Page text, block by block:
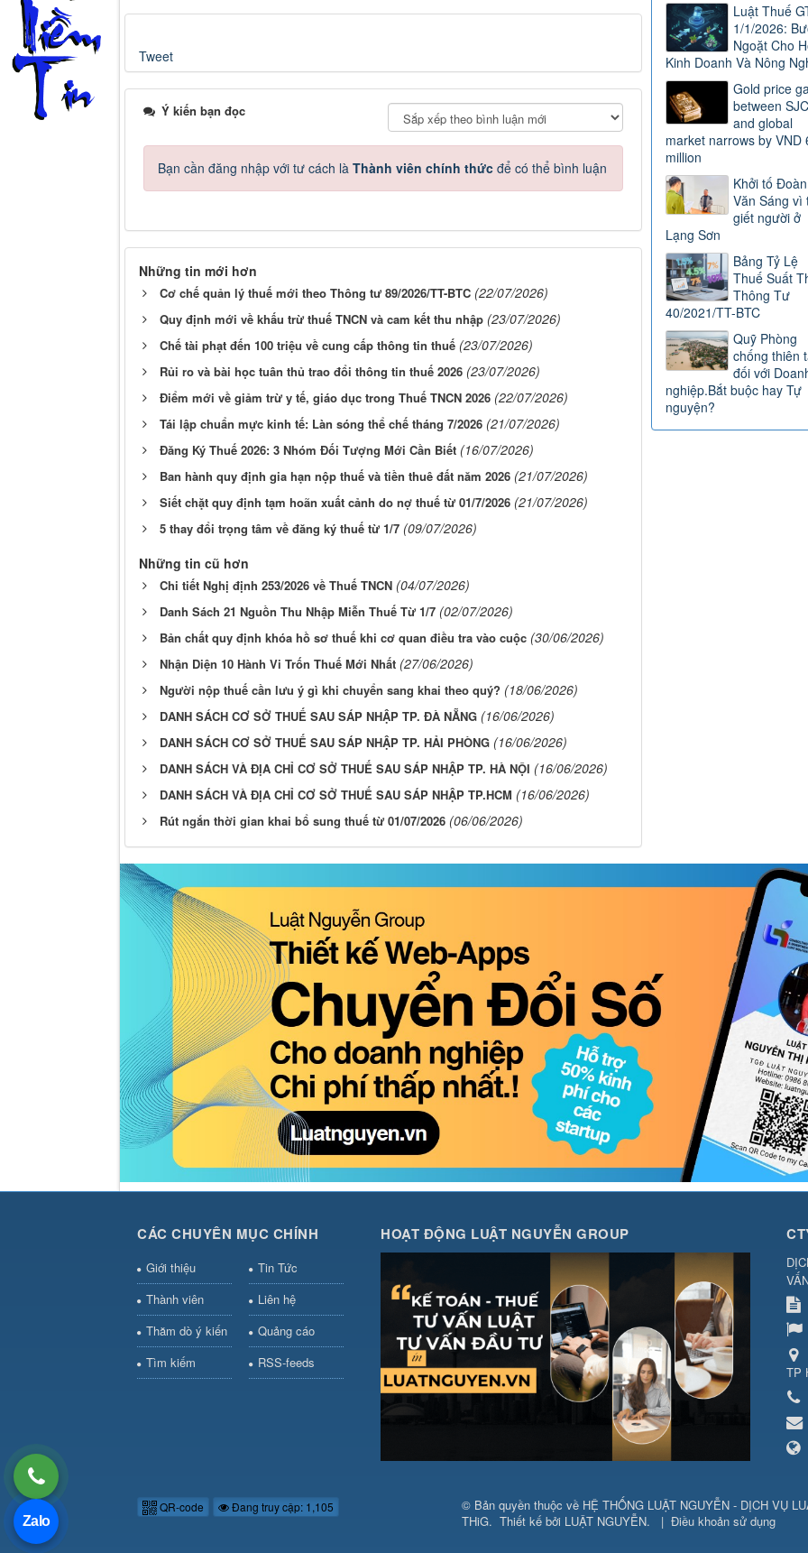
Tweet
Ý kiến bạn đọc
Bạn cần đăng nhập với tư cách là Thành viên chính thức để có thể bình luận
Những tin mới hơn
Cơ chế quản lý thuế mới theo Thông tư 89/2026/TT-BTC (22/07/2026)
Quy định mới về khấu trừ thuế TNCN và cam kết thu nhập (23/07/2026)
Chế tài phạt đến 100 triệu về cung cấp thông tin thuế (23/07/2026)
Rủi ro và bài học tuân thủ trao đổi thông tin thuế 2026 (23/07/2026)
Điểm mới về giảm trừ y tế, giáo dục trong Thuế TNCN 2026 (22/07/2026)
Tái lập chuẩn mực kinh tế: Làn sóng thể chế tháng 7/2026 (21/07/2026)
Đăng Ký Thuế 2026: 3 Nhóm Đối Tượng Mới Cần Biết (16/07/2026)
Ban hành quy định gia hạn nộp thuế và tiền thuê đất năm 2026 (21/07/2026)
Siết chặt quy định tạm hoãn xuất cảnh do nợ thuế từ 01/7/2026 (21/07/2026)
5 thay đổi trọng tâm về đăng ký thuế từ 1/7 (09/07/2026)
Những tin cũ hơn
Chi tiết Nghị định 253/2026 về Thuế TNCN (04/07/2026)
Danh Sách 21 Nguồn Thu Nhập Miễn Thuế Từ 1/7 (02/07/2026)
Bản chất quy định khóa hồ sơ thuế khi cơ quan điều tra vào cuộc (30/06/2026)
Nhận Diện 10 Hành Vi Trốn Thuế Mới Nhất (27/06/2026)
Người nộp thuế cần lưu ý gì khi chuyển sang khai theo quý? (18/06/2026)
DANH SÁCH CƠ SỞ THUẾ SAU SÁP NHẬP TP. ĐÀ NẴNG (16/06/2026)
DANH SÁCH CƠ SỞ THUẾ SAU SÁP NHẬP TP. HẢI PHÒNG (16/06/2026)
DANH SÁCH VÀ ĐỊA CHỈ CƠ SỞ THUẾ SAU SÁP NHẬP TP. HÀ NỘI (16/06/2026)
DANH SÁCH VÀ ĐỊA CHỈ CƠ SỞ THUẾ SAU SÁP NHẬP TP.HCM (16/06/2026)
Rút ngắn thời gian khai bổ sung thuế từ 01/07/2026 (06/06/2026)
Luật Thuế
1/1/2026:
Ngoặt Cho
Kinh Doanh Và Nông
Gold price
between SJC
and global
market narrows by VND
million
Khởi tố Đoàn
Văn Sáng vì
giết người ở
Lạng Sơn
Bảng Tỷ Lệ
Thuế Suất
Thông Tư
40/2021/TT-BTC
Quỹ Phòng
chống thiên
đối với
nghiệp.Bắt buộc hay Tự
nguyện?
CÁC CHUYÊN MỤC CHÍNH
Giới thiệu
Tin Tức
Thành viên
Liên hệ
Thăm dò ý kiến
Quảng cáo
Tìm kiếm
RSS-feeds
HOẠT ĐỘNG LUẬT NGUYỄN GROUP
TP
QR-code Đang truy cập: 1,105 © Bản quyền thuộc về HỆ THỐNG LUẬT NGUYỄN - DỊCH VỤ
THiG. Thiết kế bởi LUẬT NGUYỄN. | Điều khoản sử dụng
Zalo